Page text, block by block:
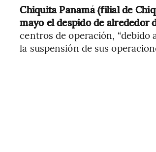
Chiquita Panamá (filial de
mayo el despido de alrededor
centros de operación, “debido
la suspensión de sus